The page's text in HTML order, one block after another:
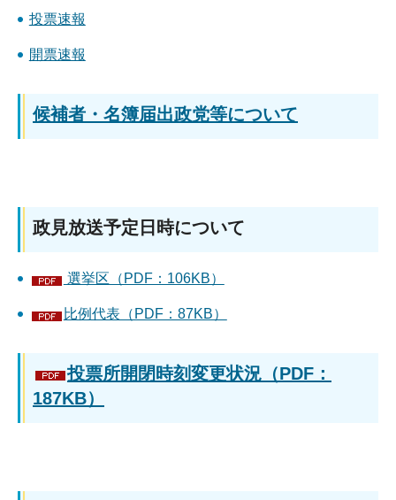
投票速報
開票速報
候補者・名簿届出政党等について
政見放送予定日時について
選挙区（PDF：106KB）
比例代表（PDF：87KB）
投票所開閉時刻変更状況（PDF：
187KB）